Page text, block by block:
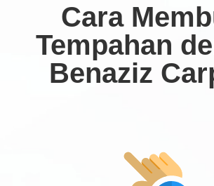
Cara
Tempahan
Benaziz